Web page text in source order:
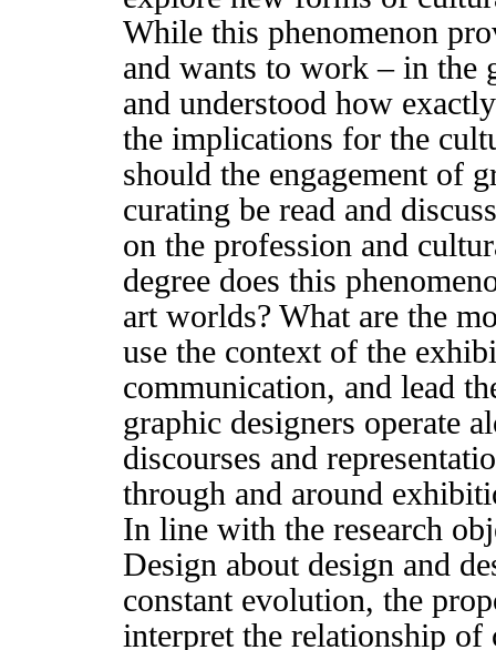
While this phenomenon
and wants to work – in the
and understood how
the implications for the
should the engagement of
curating be read and
on the profession and
degree does this
art worlds? What are the
use the context of the
communication, and lead
graphic designers operate
discourses and
through and around
In line with the research
Design about design and
constant evolution, the
interpret the relationship